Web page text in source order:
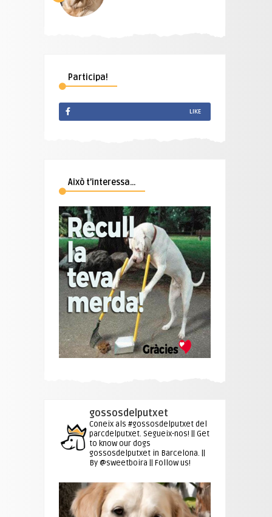
Participa!
LIKE
Això t’interessa…
gossosdelputxet
Coneix als #gossosdelputxet del
parcdelputxet. Segueix-nos! || Get
to know our dogs
gossosdelputxet in Barcelona. ||
By @sweetboira || Follow us!